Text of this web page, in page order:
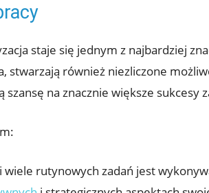
staje się jednym z najbardziej
stwarzają również niezliczone
na znacznie większe sukcesy
rutynowych zadań jest